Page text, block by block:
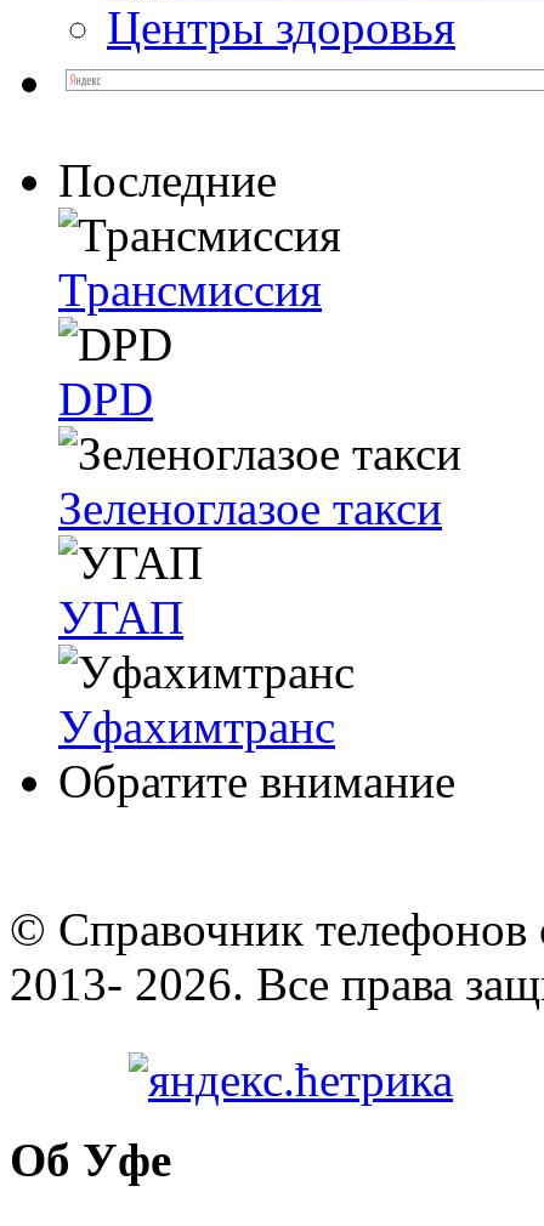
Центры здоровья
Последние
Трансмиссия
DPD
Зеленоглазое такси
УГАП
Уфахимтранс
Обратите внимание
© Cправочник телефонов
2013- 2026. Все права
Об Уфе